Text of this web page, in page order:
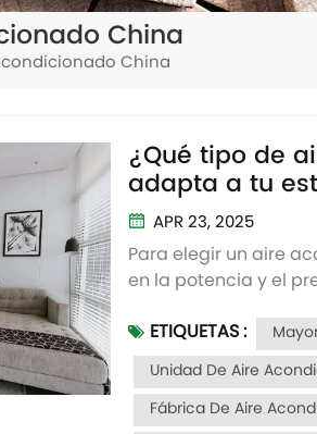
China
China
¿Qué tipo de
adapta a tu
2 minutos.
APR 23, 2025
Para elegir un aire
en la potencia y el
nos brinde
vida? 1. Personas
ETIQUETAS :
Unidad De Aire
Fábrica De Aire